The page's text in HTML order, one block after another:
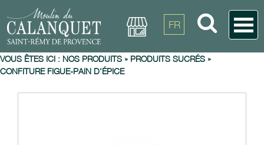
FR
VOUS ÊTES ICI : NOS PRODUITS » PRODUITS SUCRÉS »
CONFITURE FIGUE-PAIN D'ÉPICE